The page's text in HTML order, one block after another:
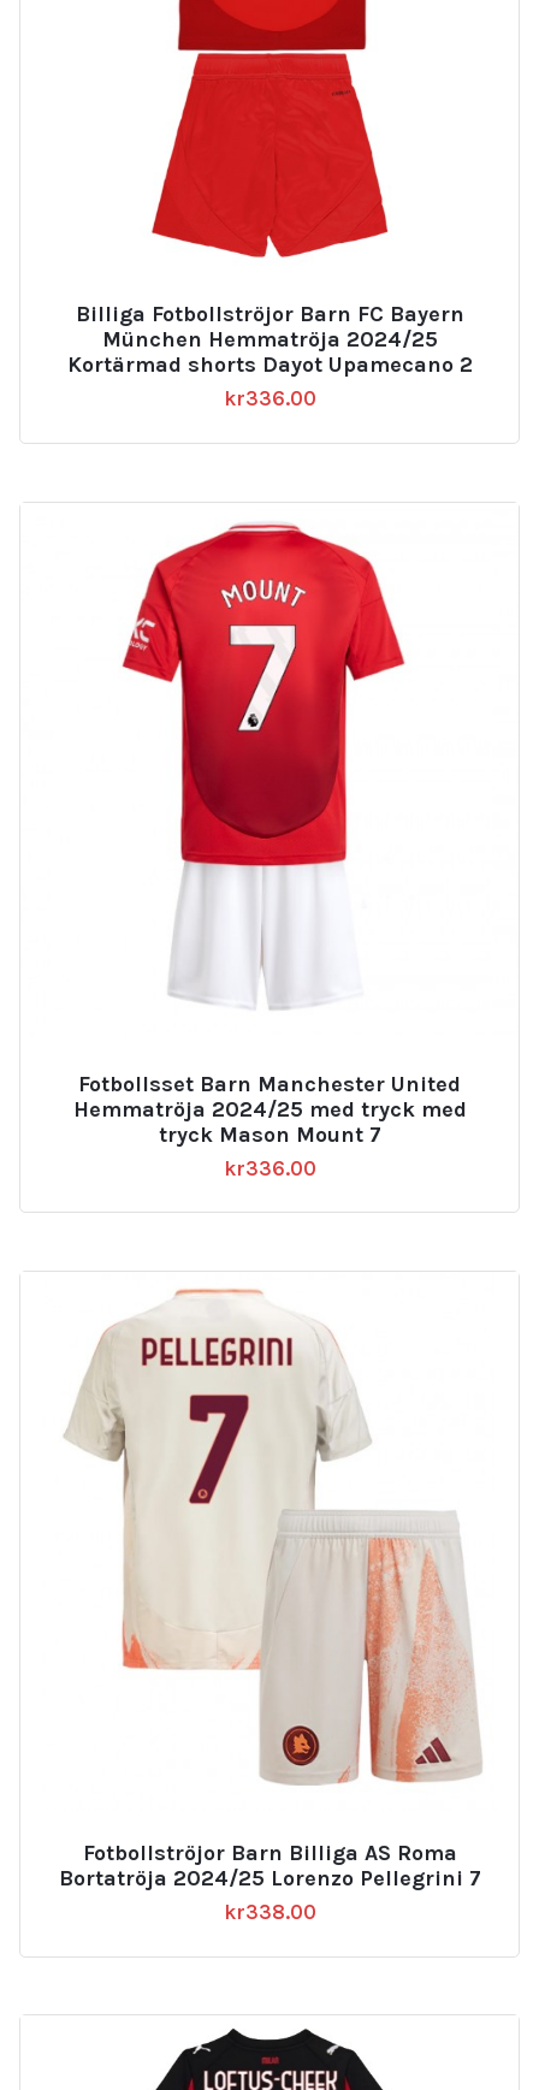
Billiga Fotbollströjor Barn FC Bayern
München Hemmatröja 2024/25
Kortärmad shorts Dayot Upamecano 2
kr336.00
Fotbollsset Barn Manchester United
Hemmatröja 2024/25 med tryck med
tryck Mason Mount 7
kr336.00
Fotbollströjor Barn Billiga AS Roma
Bortatröja 2024/25 Lorenzo Pellegrini 7
kr338.00